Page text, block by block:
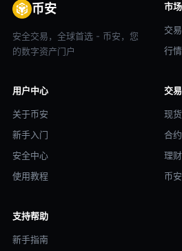
币安
安全交易，全球首选 - 币安，您
的数字资产门户
市
交
行
用户中心
关于币安
新手入门
安全中心
使用教程
交
现
合
理
币
支持帮助
新手指南